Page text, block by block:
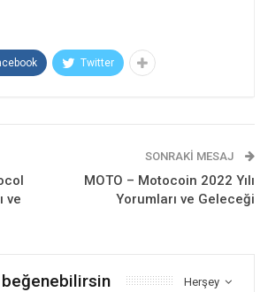
Twitter
ve
SONRAKI MESAJ
MOTO – Motocoin 2022 Yılı
Yorumları ve Geleceği
Herşey
beğenebilirsin